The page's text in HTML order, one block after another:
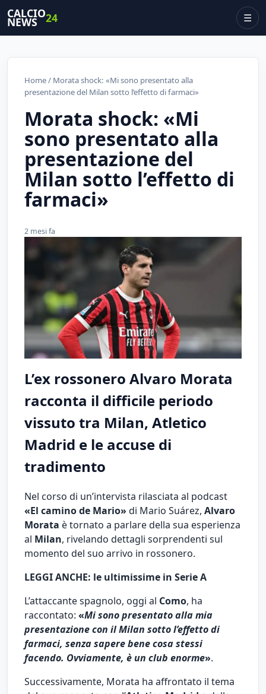
CALCIO
NEWS 24 ☰
Home/ Morata shock: «Mi sono presentato alla
presentazione del Milan sotto l’effetto di farmaci»
Morata shock: «Mi
sono presentato alla
presentazione del
Milan sotto l’effetto di
farmaci»
2 mesi fa
L’ex rossonero Alvaro Morata
racconta il difficile periodo
vissuto tra Milan, Atletico
Madrid e le accuse di
tradimento
Nel corso di un’intervista rilasciata al podcast
«El camino de Mario» di Mario Suárez, Alvaro
Morata è tornato a parlare della sua esperienza
al Milan, rivelando dettagli sorprendenti sul
momento del suo arrivo in rossonero.
LEGGI ANCHE: le ultimissime in Serie A
L’attaccante spagnolo, oggi al Como, ha
raccontato: «Mi sono presentato alla mia
presentazione con il Milan sotto l’effetto di
farmaci, senza sapere bene cosa stessi
facendo. Ovviamente, è un club enorme».
Successivamente, Morata ha affrontato il tema